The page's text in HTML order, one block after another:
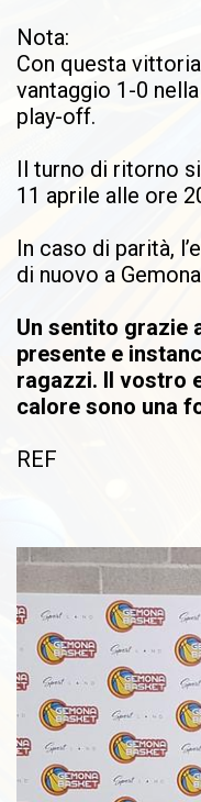
Nota:
Con questa
vantaggio 1-0
play-off.
Il turno di ritorno
11 aprile alle ore
In caso di parità,
di nuovo a
Un sentito grazie
presente e
ragazzi. Il vostro
calore sono una
REF